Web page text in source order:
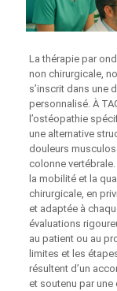
La thérapie par
non chirurgicale,
s’inscrit dans une
personnalisé. À
l’ostéopathie
une alternative
douleurs
colonne vertébrale.
la mobilité et la
chirurgicale, en
et adaptée à
évaluations
au patient ou au
limites et les
résultent d’un
et soutenu par